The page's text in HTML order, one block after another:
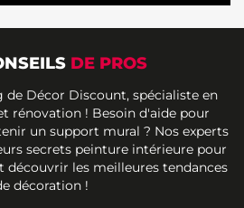
DE PROS
de Décor Discount, spécialiste en
rénovation ! Besoin d'aide pour
un support mural ? Nos experts
secrets peinture intérieure pour
découvrir les meilleures tendances
décoration !